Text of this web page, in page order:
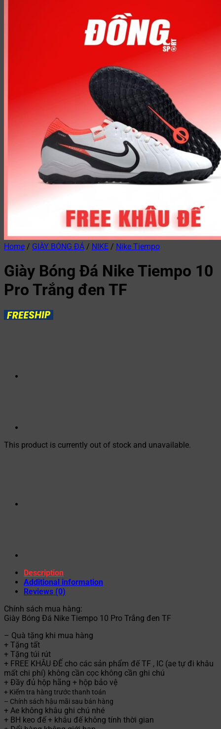
Home / GIÀY BÓNG ĐÁ / NIKE / Nike Tiempo
Giày Bóng Đá Nike Tiempo 10
Pro Trắng đen TF
This product is currently out of stock and unavailable.
Description
Additional information
Reviews (0)
Chính sách mua hàng:
Giày Bóng Đá Nike Tiempo 10 Pro Trắng đen TF
– Quà tặng khi mua hàng
+ Tặng tất
+ Tặng túi rút
+ FREE KHÂU ĐẾ cho các sản phẩm đế TF , IC (ae tự đi khâu
mất chi phí) không cần cọc không cần ghi chú
+ Đầy đủ hộp hãng + hộp bảo vệ
+ Kiểm tra hàng trước thanh toán
– Chính sách hậu mãi sau bán hàng
+ Ae không khâu ghi chú nhé
+ BH keo đế + khâu đế không tính thời gian